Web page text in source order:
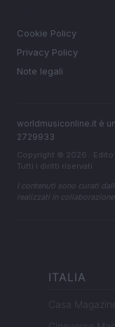
Cookie Policy
Privacy Policy
Note legali
worldmusiconline.it è
2729933
Copyright © 2026 ·
Tutti i diritti riservati
I contenuti sono curati
realizzati in
ITALIA
Casa